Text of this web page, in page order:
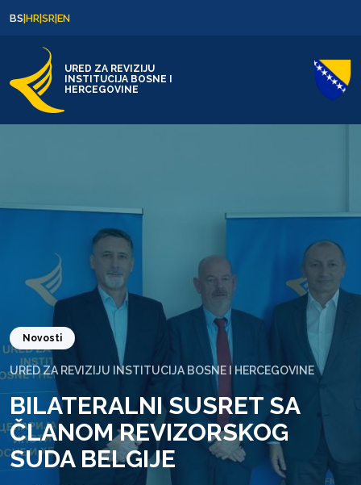
BS|HR|SR|EN
URED ZA REVIZIJU
INSTITUCIJA BOSNE I
HERCEGOVINE
Novosti
URED ZA REVIZIJU INSTITUCIJA BOSNE I HERCEGOVINE
BILATERALNI SUSRET SA
ČLANOM REVIZORSKOG
SUDA BELGIJE